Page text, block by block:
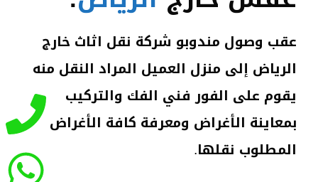
عقب وصول مندوبو شركة نقل اثاث خارج
الرياض إلى منزل العميل المراد النقل منه
يقوم على الفور فني الفك والتركيب
بمعاينة الأغراض ومعرفة كافة الأغراض
المطلوب نقلها.